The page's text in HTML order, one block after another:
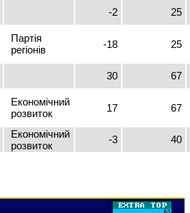
-2 25
Партія
регіонів
-18 25
30 67
Економічний
розвиток
17 67
Економічний
розвиток
-3 40